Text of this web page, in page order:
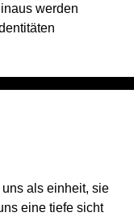
werden
als einheit, sie
eine tiefe sicht